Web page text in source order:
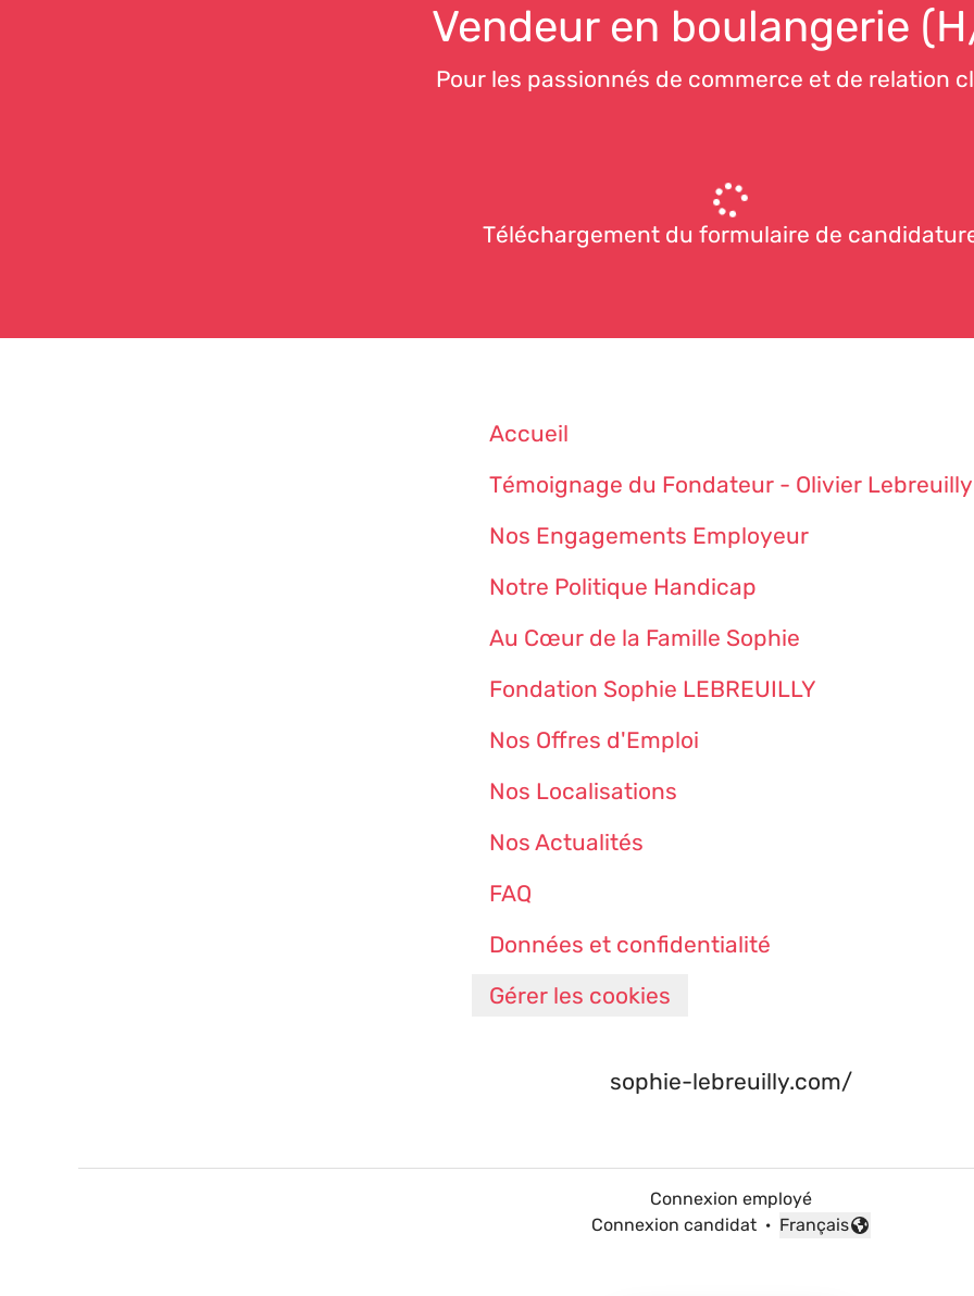
Vendeur en boulangerie
Pour les passionnés de commerce et de relation
Téléchargement du formulaire de
Accueil
Témoignage du Fondateur - Olivier Lebreuilly
Nos Engagements Employeur
Notre Politique Handicap
Au Cœur de la Famille Sophie
Fondation Sophie LEBREUILLY
Nos Offres d'Emploi
Nos Localisations
Nos Actualités
FAQ
Données et confidentialité
Gérer les cookies
sophie-lebreuilly.com/
Connexion employé
Connexion candidat ·
Changer la langue
Français